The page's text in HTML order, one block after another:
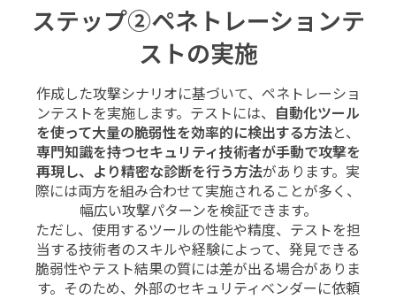
ステップ②ペネトレーションテ
ストの実施
作成した攻撃シナリオに基づいて、ペネトレーショ
ンテストを実施します。テストには、
自動化ツール
を使って大量の脆弱性を効率的に検出する方法と、
専門知識を持つセキュリティ技術者が手動で攻撃を
再現し、より精密な診断を行う方法があります。実
際には両方を組み合わせて実施されることが多く、
幅広い攻撃パターンを検証できます。
ただし、使用するツールの性能や精度、テストを担
当する技術者のスキルや経験によって、発見できる
脆弱性やテスト結果の質には差が出る場合がありま
す。そのため、外部のセキュリティベンダーに依頼